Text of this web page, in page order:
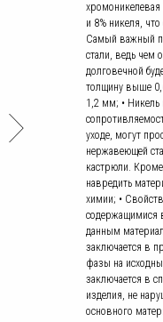
хромоникелевая
и 8% никеля,
Самый важный
стали, ведь чем
долговечной
толщину выше
1,2 мм; • Никель
уходе, могут
нержавеющей
кастрюли.
навредить
химии; •
содержащимися
данным
заключается в
фазы на
заключается в
изделия, не
основного